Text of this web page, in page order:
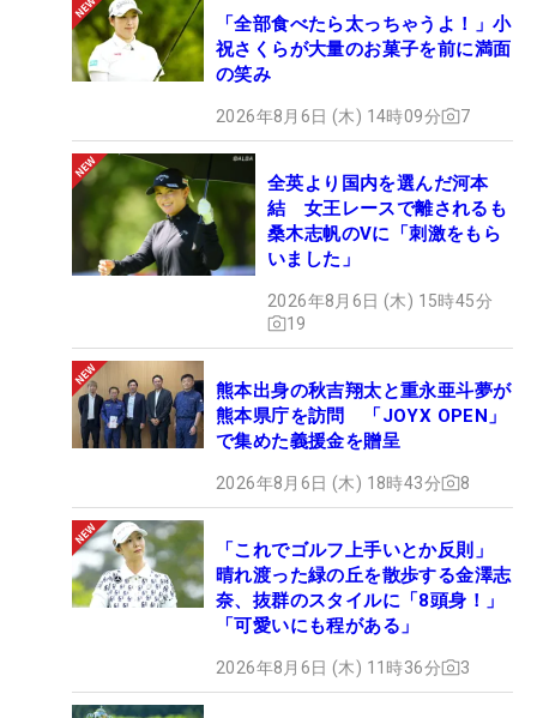
「全部食べたら太っちゃうよ！」小
祝さくらが大量のお菓子を前に満面
の笑み
2026年8月6日 (木) 14時09分 7
全英より国内を選んだ河本
結 女王レースで離されるも
桑木志帆のVに「刺激をもら
いました」
2026年8月6日 (木) 15時45分
19
熊本出身の秋吉翔太と重永亜斗夢が
熊本県庁を訪問 「JOYX OPEN」
で集めた義援金を贈呈
2026年8月6日 (木) 18時43分 8
「これでゴルフ上手いとか反則」
晴れ渡った緑の丘を散歩する金澤志
奈、抜群のスタイルに「8頭身！」
「可愛いにも程がある」
2026年8月6日 (木) 11時36分 3